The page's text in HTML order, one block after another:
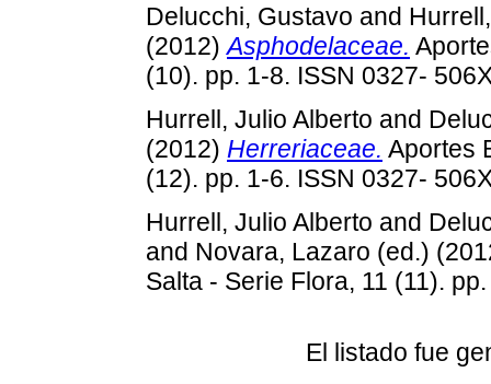
Delucchi, Gustavo and
(2012)Asphodelaceae.
(10). pp. 1-8. ISSN 0327-
Hurrell, Julio Alberto and
(2012) Herreriaceae. Aportes
(12). pp. 1-6. ISSN 0327-
Hurrell, Julio Alberto and
and Novara, Lazaro (ed.)
Salta - Serie Flora, 11 (11).
El listado fue